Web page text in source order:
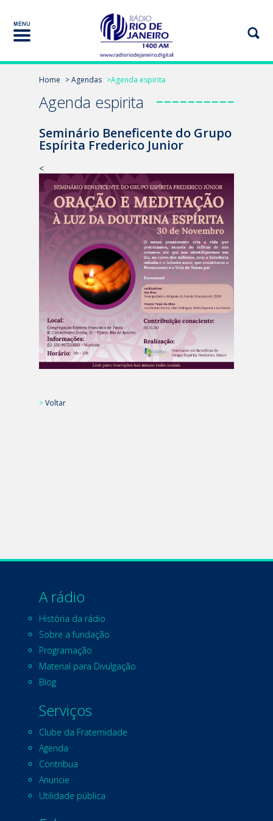
Home > Agendas >Agenda espirita
Agenda espirita
Seminário Beneficente do Grupo
Espírita Frederico Junior
<
>Voltar
A rádio
História da rádio
Sobre a fundação
Programação
Material para Divulgação
Blog
Serviços
Clube da Fraternidade
Agenda
Contribua
Anuncie
Utilidade pública